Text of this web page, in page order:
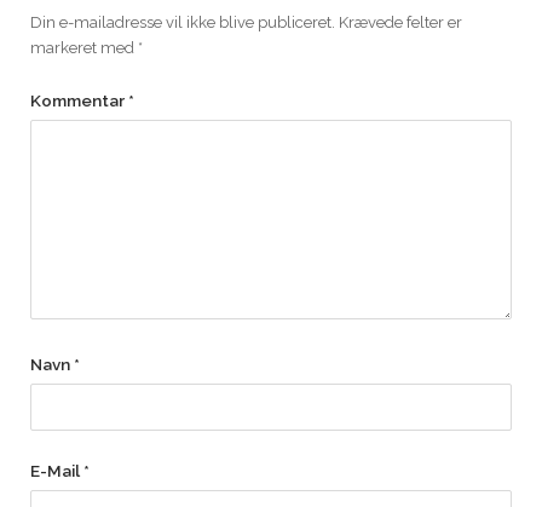
Din e-mailadresse vil ikke blive publiceret. Krævede felter er
markeret med *
Kommentar *
Navn *
E-Mail *